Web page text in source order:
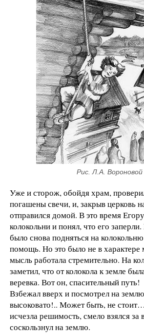
Рис. Л.А. Вороновой
Уже и сторож, обойдя храм,
погашены свечи, и, закрыв церковь
отправился домой. В это время
колокольни и понял, что его
было снова подняться на
помощь. Но это было не в характере
мысль работала стремительно. На
заметил, что от колокола к земле
веревка. Вот он, спасительный путь!
Взбежал вверх и посмотрел на
высоковато!.. Может быть, не
исчезла решимость, смело взялся за
соскользнул на землю.